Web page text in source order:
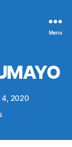
Menu
4, 2020
en